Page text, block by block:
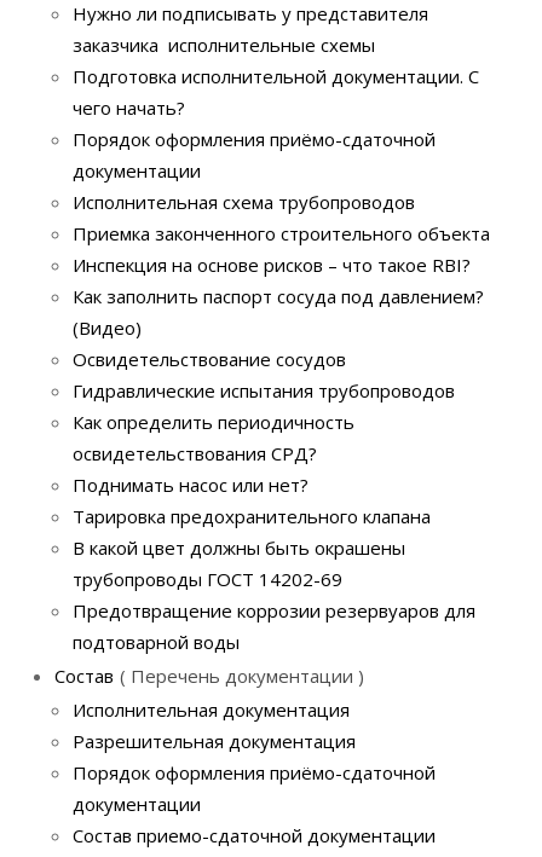
Нужно ли подписывать у представителя
заказчика исполнительные схемы
Подготовка исполнительной документации. С
чего начать?
Порядок оформления приёмо-сдаточной
документации
Исполнительная схема трубопроводов
Приемка законченного строительного объекта
Инспекция на основе рисков – что такое RBI?
Как заполнить паспорт сосуда под давлением?
(Видео)
Освидетельствование сосудов
Гидравлические испытания трубопроводов
Как определить периодичность
освидетельствования СРД?
Поднимать насос или нет?
Тарировка предохранительного клапана
В какой цвет должны быть окрашены
трубопроводы ГОСТ 14202-69
Предотвращение коррозии резервуаров для
подтоварной воды
Состав
Перечень документации
Исполнительная документация
Разрешительная документация
Порядок оформления приёмо-сдаточной
документации
Состав приемо-сдаточной документации